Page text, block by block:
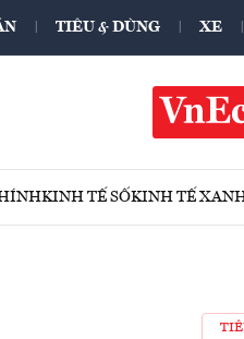
TIÊU & DÙNG XE
KINH TẾ SỐKINH TẾ